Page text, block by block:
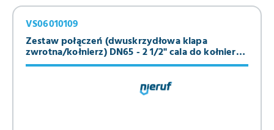
Zestaw połączeń (dwuskrzydłowa klapa
zwrotna/kołnierz) DN65 - 2 1/2" cala do kołnierza
PN10/16 Stal
VS06010109